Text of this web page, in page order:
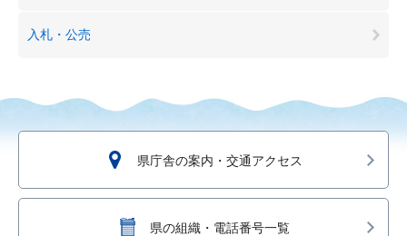
入札・公売
県庁舎の案内・交通アクセス
県の組織・電話番号一覧